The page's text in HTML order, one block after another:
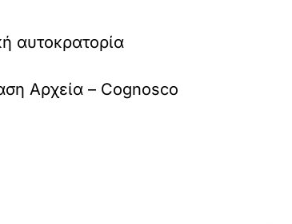
αυτοκρατορία
Αρχεία – Cognosco